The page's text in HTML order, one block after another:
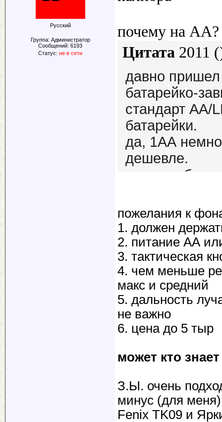
Русский
Группа: Администратор
Сообщений: 6193
Статус: не в сети
почему на АА?
Цитата 2011 (
давно
батарейко-
стандарт АА/
батарейки.
да, 1АА
дешевле.
поэтому
фотоаппарат,
пожелания к
1. должен
2. питание АА
3. тактическая
4. чем меньше
макс и средний
5. дальность
не важно
6. цена до 5 тыр
может кто
З.Ы. очень
минус (для
Fenix TK09 и